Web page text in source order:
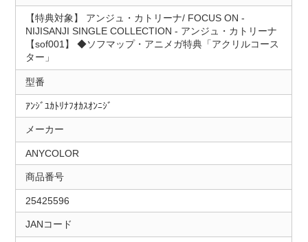
【特典対象】 アンジュ・カトリーナ/ FOCUS ON ‐
NIJISANJI SINGLE COLLECTION ‐ アンジュ・カトリーナ
【sof001】 ◆ソフマップ・アニメガ特典「アクリルコース
ター」
型番
ｱﾝｼﾞﾕｶﾄﾘﾅﾌｵｶｽｵﾝﾆｼﾞ
メーカー
ANYCOLOR
商品番号
25425596
JANコード